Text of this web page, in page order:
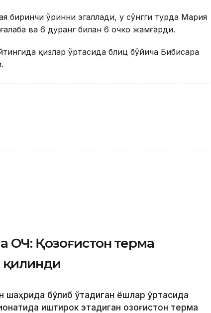
биринчи ўринни эгаллади, у сўнгги турда Мария
ва 6 дуранг билан 6 очко жамғарди.
қизлар ўртасида блиц бўйича Бибисара
ОЧ: Қозоғистон терма
қилинди
шаҳрида бўлиб ўтадиган ёшлар ўртасида
иштирок этадиган Қозоғистон терма